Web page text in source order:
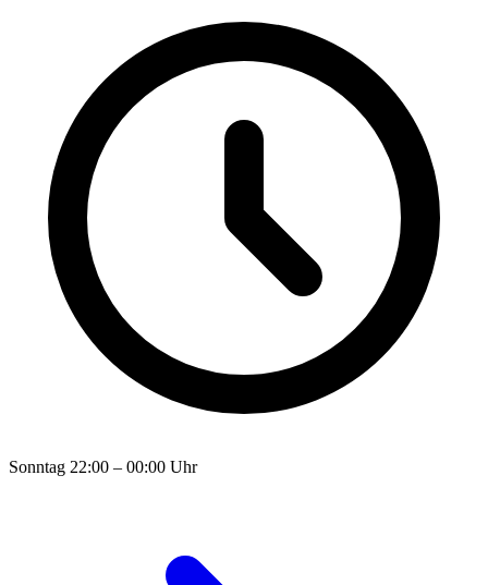
Sonntag 22:00 – 00:00 Uhr